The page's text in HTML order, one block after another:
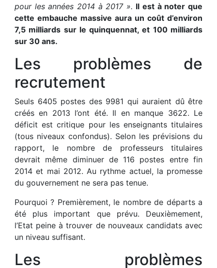
pour les années 2014 à 2017 ». Il est à noter que
cette embauche massive aura un coût d’environ
7,5 milliards sur le quinquennat, et 100 milliards
sur 30 ans.
Les problèmes de
recrutement
Seuls 6405 postes des 9981 qui auraient dû être
créés en 2013 l’ont été. Il en manque 3622. Le
déficit est critique pour les enseignants titulaires
(tous niveaux confondus). Selon les prévisions du
rapport, le nombre de professeurs titulaires
devrait même diminuer de 116 postes entre fin
2014 et mai 2012. Au rythme actuel, la promesse
du gouvernement ne sera pas tenue.
Pourquoi ? Premièrement, le nombre de départs a
été plus important que prévu. Deuxièmement,
l’Etat peine à trouver de nouveaux candidats avec
un niveau suffisant.
Les problèmes